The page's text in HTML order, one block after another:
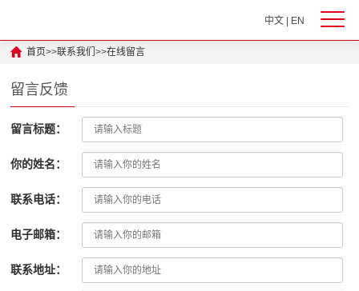
中文| EN
首页>>联系我们>>在线留言
留言反馈
留言标题：
你的姓名：
联系电话：
电子邮箱：
联系地址：